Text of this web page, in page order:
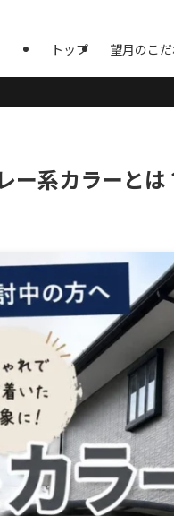
トップ 望月のこ
ー系カラーと